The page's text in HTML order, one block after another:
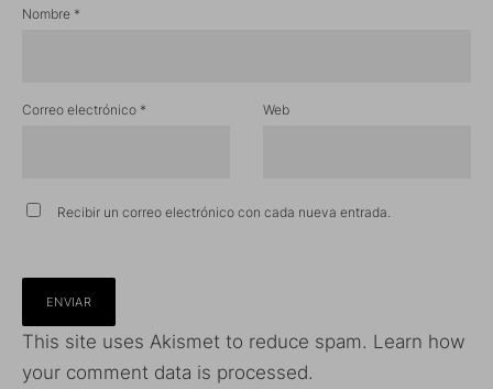
Nombre *
Correo electrónico * Web
Recibir un correo electrónico con cada nueva entrada.
This site uses Akismet to reduce spam. Learn how
your comment data is processed.